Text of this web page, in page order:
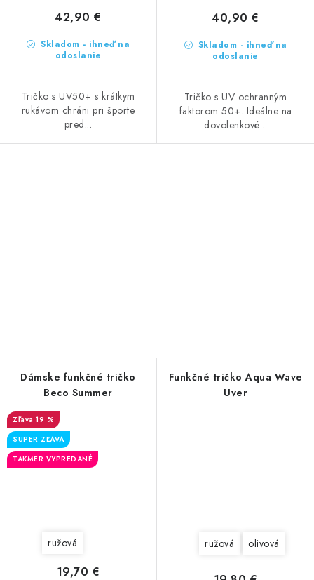
Skladom - ihneď na
odoslanie
42,90 €
Tričko s UV50+ s krátkym
rukávom chráni pri športe
pred...
Skladom - ihneď na
odoslanie
40,90 €
Tričko s UV ochranným
faktorom 50+. Ideálne na
dovolenkové...
Dámske funkčné tričko
Beco Summer
19 %
SUPER ZĽAVA
TAKMER VYPREDANÉ
ružová
19,70 €
Funkčné tričko Aqua Wave
Uver
ružová olivová